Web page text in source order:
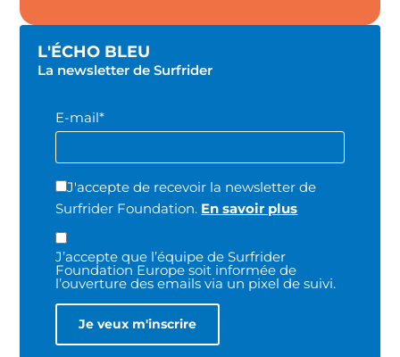
L'ÉCHO BLEU
La newsletter de Surfrider
E-mail*
J'accepte de recevoir la newsletter de
Surfrider Foundation. En savoir plus
J’accepte que l’équipe de Surfrider
Foundation Europe soit informée de
l’ouverture des emails via un pixel de suivi.